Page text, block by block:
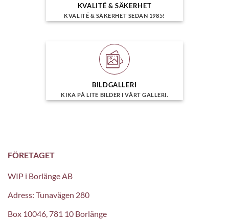
KVALITÉ & SÄKERHET
KVALITÉ & SÄKERHET SEDAN 1985!
BILDGALLERI
KIKA PÅ LITE BILDER I VÅRT GALLERI.
FÖRETAGET
WIP i Borlänge AB
Adress: Tunavägen 280
Box 10046, 781 10 Borlänge